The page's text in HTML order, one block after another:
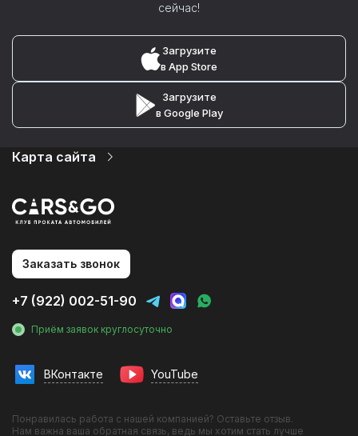
сейчас!
Загрузите
в App Store
Загрузите
в Google Play
Карта сайта
Услуги
О компании
Контакты
Аренда авто на мероприятия
Аренда с водителем
Трансфер в гостиницу
Инвестиции в прокат
Фотосессии с авто
Бизнес
Премиум
Заказать звонок
+7 (922) 002-51-90
Приём заявок круглосуточно
ВКонтакте YouTube
Понравилась работа с нашей компанией? Оставьте отзыв.
Нам важна ваша обратная связь, ведь мы хотим стать лучше